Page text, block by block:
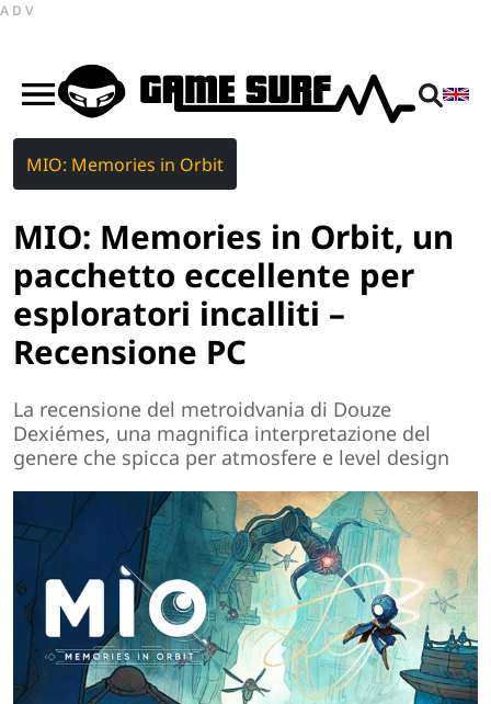
ADV
MIO: Memories in Orbit
MIO: Memories in Orbit, un
pacchetto eccellente per
esploratori incalliti –
Recensione PC
La recensione del metroidvania di Douze
Dexiémes, una magnifica interpretazione del
genere che spicca per atmosfere e level design